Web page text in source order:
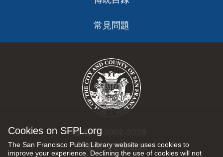
Cookies on SFPL.org
The San Francisco Public Library website uses cookies to
improve your experience. Declining the use of cookies will not
常見問題
版權 © 2002-2026
三藩市公立圖書館